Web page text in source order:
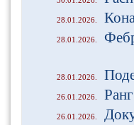
28.01.2026.
28.01.2026.
28.01.2026.
26.01.2026.
26.01.2026.